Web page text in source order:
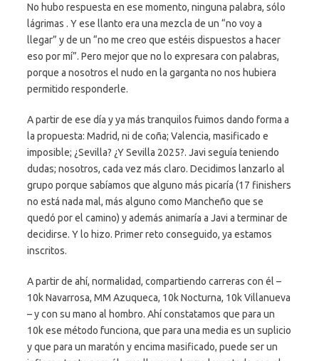
No hubo respuesta en ese momento, ninguna palabra, sólo
lágrimas . Y ese llanto era una mezcla de un “no voy a
llegar” y de un “no me creo que estéis dispuestos a hacer
eso por mí”. Pero mejor que no lo expresara con palabras,
porque a nosotros el nudo en la garganta no nos hubiera
permitido responderle.
A partir de ese día y ya más tranquilos fuimos dando forma a
la propuesta: Madrid, ni de coña; Valencia, masificado e
imposible; ¿Sevilla? ¿Y Sevilla 2025?. Javi seguía teniendo
dudas; nosotros, cada vez más claro. Decidimos lanzarlo al
grupo porque sabíamos que alguno más picaría (17 finishers
no está nada mal, más alguno como Mancheño que se
quedó por el camino) y además animaría a Javi a terminar de
decidirse. Y lo hizo. Primer reto conseguido, ya estamos
inscritos.
A partir de ahí, normalidad, compartiendo carreras con él –
10k Navarrosa, MM Azuqueca, 10k Nocturna, 10k Villanueva
– y con su mano al hombro. Ahí constatamos que para un
10k ese método funciona, que para una media es un suplicio
y que para un maratón y encima masificado, puede ser un